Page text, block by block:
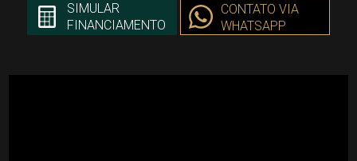
SIMULAR
FINANCIAMENTO
CONTATO VIA
WHATSAPP